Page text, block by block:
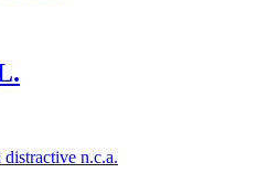
n.c.a.